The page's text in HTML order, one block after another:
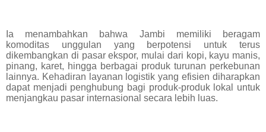
Ia menambahkan bahwa Jambi memiliki beragam
komoditas unggulan yang berpotensi untuk terus
dikembangkan di pasar ekspor, mulai dari kopi, kayu manis,
pinang, karet, hingga berbagai produk turunan perkebunan
lainnya. Kehadiran layanan logistik yang efisien diharapkan
dapat menjadi penghubung bagi produk-produk lokal untuk
menjangkau pasar internasional secara lebih luas.